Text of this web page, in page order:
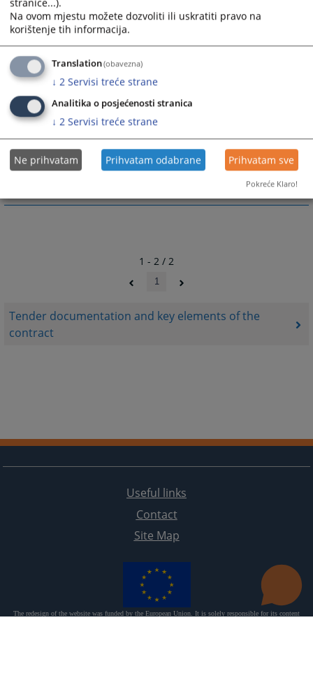
Tender documentation and key elements of the
contract
Files
Uputstvo za pristup tenderskoj dokumentaciji
1 - 2 / 2
1
Useful links
Contact
Site Map
The redesign of the website was funded by the European Union. It is solely responsible for its content
Na ovom mjestu možete dozvoliti ili uskratiti pravo na
korištenje tih informacija.
Translation(obavezna)
↓ 2 Servisi treće strane
Analitika o posjećenosti stranica
↓ 2 Servisi treće strane
Ne prihvatam Prihvatam odabrane Prihvatam sve
Pokreće Klaro!